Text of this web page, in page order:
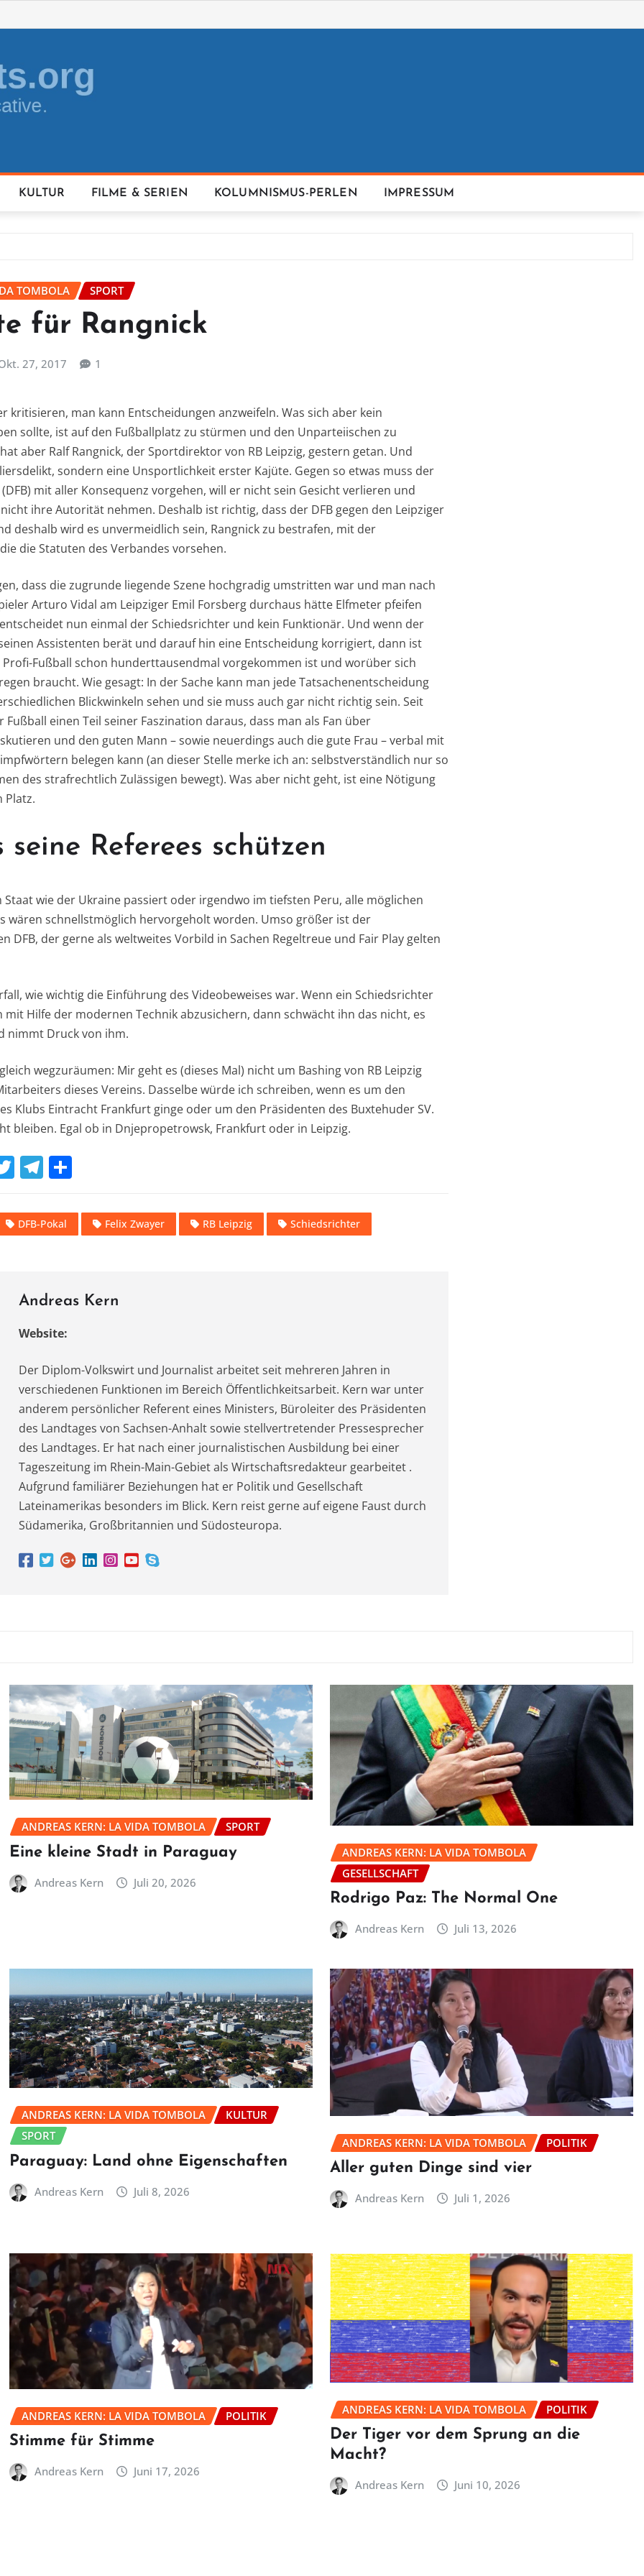
KULTUR FILME & SERIEN KOLUMNISMUS-PERLEN IMPRESSUM
TOMBOLA SPORT
für Rangnick
27, 2017 1
kritisieren, man kann Entscheidungen anzweifeln. Was sich aber kein
sollte, ist auf den Fußballplatz zu stürmen und den Unparteiischen zu
aber Ralf Rangnick, der Sportdirektor von RB Leipzig, gestern getan. Und
sondern eine Unsportlichkeit erster Kajüte. Gegen so etwas muss der
mit aller Konsequenz vorgehen, will er nicht sein Gesicht verlieren und
ihre Autorität nehmen. Deshalb ist richtig, dass der DFB gegen den Leipziger
deshalb wird es unvermeidlich sein, Rangnick zu bestrafen, mit der
die Statuten des Verbandes vorsehen.
dass die zugrunde liegende Szene hochgradig umstritten war und man nach
Arturo Vidal am Leipziger Emil Forsberg durchaus hätte Elfmeter pfeifen
nun einmal der Schiedsrichter und kein Funktionär. Und wenn der
Assistenten berät und darauf hin eine Entscheidung korrigiert, dann ist
Profi-Fußball schon hunderttausendmal vorgekommen ist und worüber sich
braucht. Wie gesagt: In der Sache kann man jede Tatsachenentscheidung
Blickwinkeln sehen und sie muss auch gar nicht richtig sein. Seit
Fußball einen Teil seiner Faszination daraus, dass man als Fan über
und den guten Mann – sowie neuerdings auch die gute Frau – verbal mit
belegen kann (an dieser Stelle merke ich an: selbstverständlich nur so
des strafrechtlich Zulässigen bewegt). Was aber nicht geht, ist eine Nötigung
Platz.
seine Referees schützen
Staat wie der Ukraine passiert oder irgendwo im tiefsten Peru, alle möglichen
wären schnellstmöglich hervorgeholt worden. Umso größer ist der
DFB, der gerne als weltweites Vorbild in Sachen Regeltreue und Fair Play gelten
wie wichtig die Einführung des Videobeweises war. Wenn ein Schiedsrichter
mit Hilfe der modernen Technik abzusichern, dann schwächt ihn das nicht, es
nimmt Druck von ihm.
wegzuräumen: Mir geht es (dieses Mal) nicht um Bashing von RB Leipzig
dieses Vereins. Dasselbe würde ich schreiben, wenn es um den
Klubs Eintracht Frankfurt ginge oder um den Präsidenten des Buxtehuder SV.
bleiben. Egal ob in Dnjepropetrowsk, Frankfurt oder in Leipzig.
T
it
te
T
e
gr
le
n
DFB-Pokal Felix Zwayer RB Leipzig Schiedsrichter
Andreas Kern
Website:
Der Diplom-Volkswirt und Journalist arbeitet seit mehreren Jahren in
verschiedenen Funktionen im Bereich Öffentlichkeitsarbeit. Kern war unter
anderem persönlicher Referent eines Ministers, Büroleiter des Präsidenten
des Landtages von Sachsen-Anhalt sowie stellvertretender Pressesprecher
des Landtages. Er hat nach einer journalistischen Ausbildung bei einer
Tageszeitung im Rhein-Main-Gebiet als Wirtschaftsredakteur gearbeitet .
Aufgrund familiärer Beziehungen hat er Politik und Gesellschaft
Lateinamerikas besonders im Blick. Kern reist gerne auf eigene Faust durch
Südamerika, Großbritannien und Südosteuropa.
ANDREAS KERN: LA VIDA TOMBOLA SPORT
Eine kleine Stadt in Paraguay
Andreas Kern Juli 20, 2026
ANDREAS KERN: LA VIDA TOMBOLA
GESELLSCHAFT
Rodrigo Paz: The Normal One
Andreas Kern Juli 13, 2026
ANDREAS KERN: LA VIDA TOMBOLA
KULTUR
SPORT
Paraguay: Land ohne Eigenschaften
Andreas Kern Juli 8, 2026
ANDREAS KERN: LA VIDA TOMBOLA POLITIK
Aller guten Dinge sind vier
Andreas Kern Juli 1, 2026
ANDREAS KERN: LA VIDA TOMBOLA POLITIK
Stimme für Stimme
Andreas Kern Juni 17, 2026
ANDREAS KERN: LA VIDA TOMBOLA POLITIK
Der Tiger vor dem Sprung an die
Macht?
Andreas Kern Juni 10, 2026